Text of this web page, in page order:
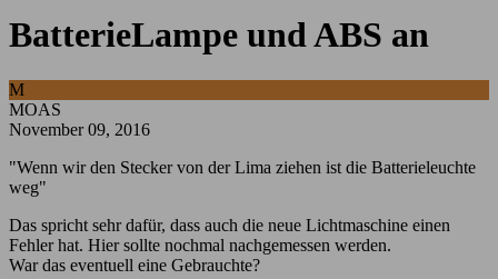
BatterieLampe und ABS an
M
MOAS
November 09, 2016
"Wenn wir den Stecker von der Lima ziehen ist die Batterieleuchte
weg"
Das spricht sehr dafür, dass auch die neue Lichtmaschine einen
Fehler hat. Hier sollte nochmal nachgemessen werden.
War das eventuell eine Gebrauchte?